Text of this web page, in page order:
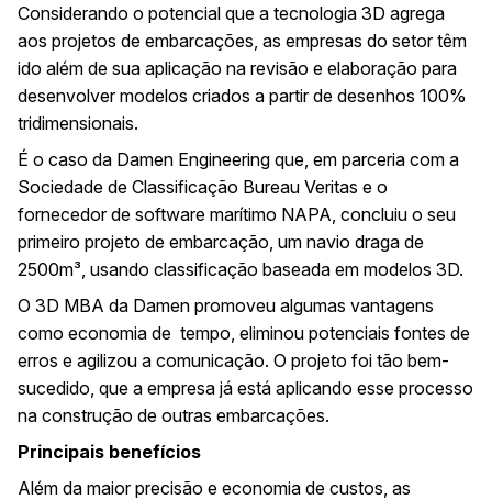
Considerando o potencial que a tecnologia 3D agrega
aos projetos de embarcações, as empresas do setor têm
ido além de sua aplicação na revisão e elaboração para
desenvolver modelos criados a partir de desenhos 100%
tridimensionais.
É o caso da Damen Engineering que, em parceria com a
Sociedade de Classificação Bureau Veritas e o
fornecedor de software marítimo NAPA, concluiu o seu
primeiro projeto de embarcação, um navio draga de
2500m³, usando classificação baseada em modelos 3D.
O 3D MBA da Damen promoveu algumas vantagens
como economia de tempo, eliminou potenciais fontes de
erros e agilizou a comunicação. O projeto foi tão bem-
sucedido, que a empresa já está aplicando esse processo
na construção de outras embarcações.
Principais benefícios
Além da maior precisão e economia de custos, as